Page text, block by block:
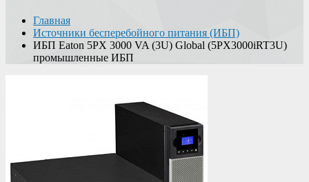
Главная
Источники бесперебойного питания (ИБП)
ИБП Eaton 5PX 3000 VA (3U) Global (5PX3000iRT3U)
промышленные ИБП